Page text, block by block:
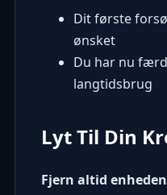
Dit første
ønsket
Du har nu
langtidsbrug
Lyt Til Din
Fjern altid